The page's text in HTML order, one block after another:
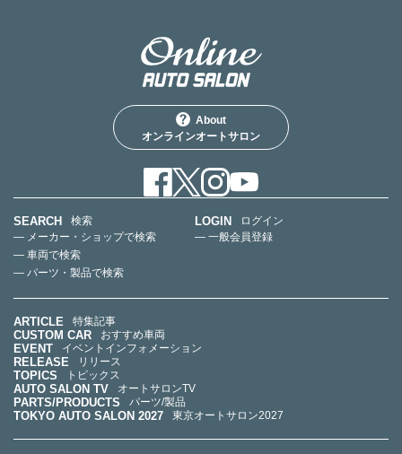
About
オンラインオートサロン
SEARCH
検索
— メーカー・ショップで検索
— 車両で検索
— パーツ・製品で検索
LOGIN
ログイン
— 一般会員登録
ARTICLE 特集記事
CUSTOM CAR おすすめ車両
EVENT イベントインフォメーション
RELEASE リリース
TOPICS トピックス
AUTO SALON TV オートサロンTV
PARTS/PRODUCTS パーツ/製品
TOKYO AUTO SALON 2027 東京オートサロン2027